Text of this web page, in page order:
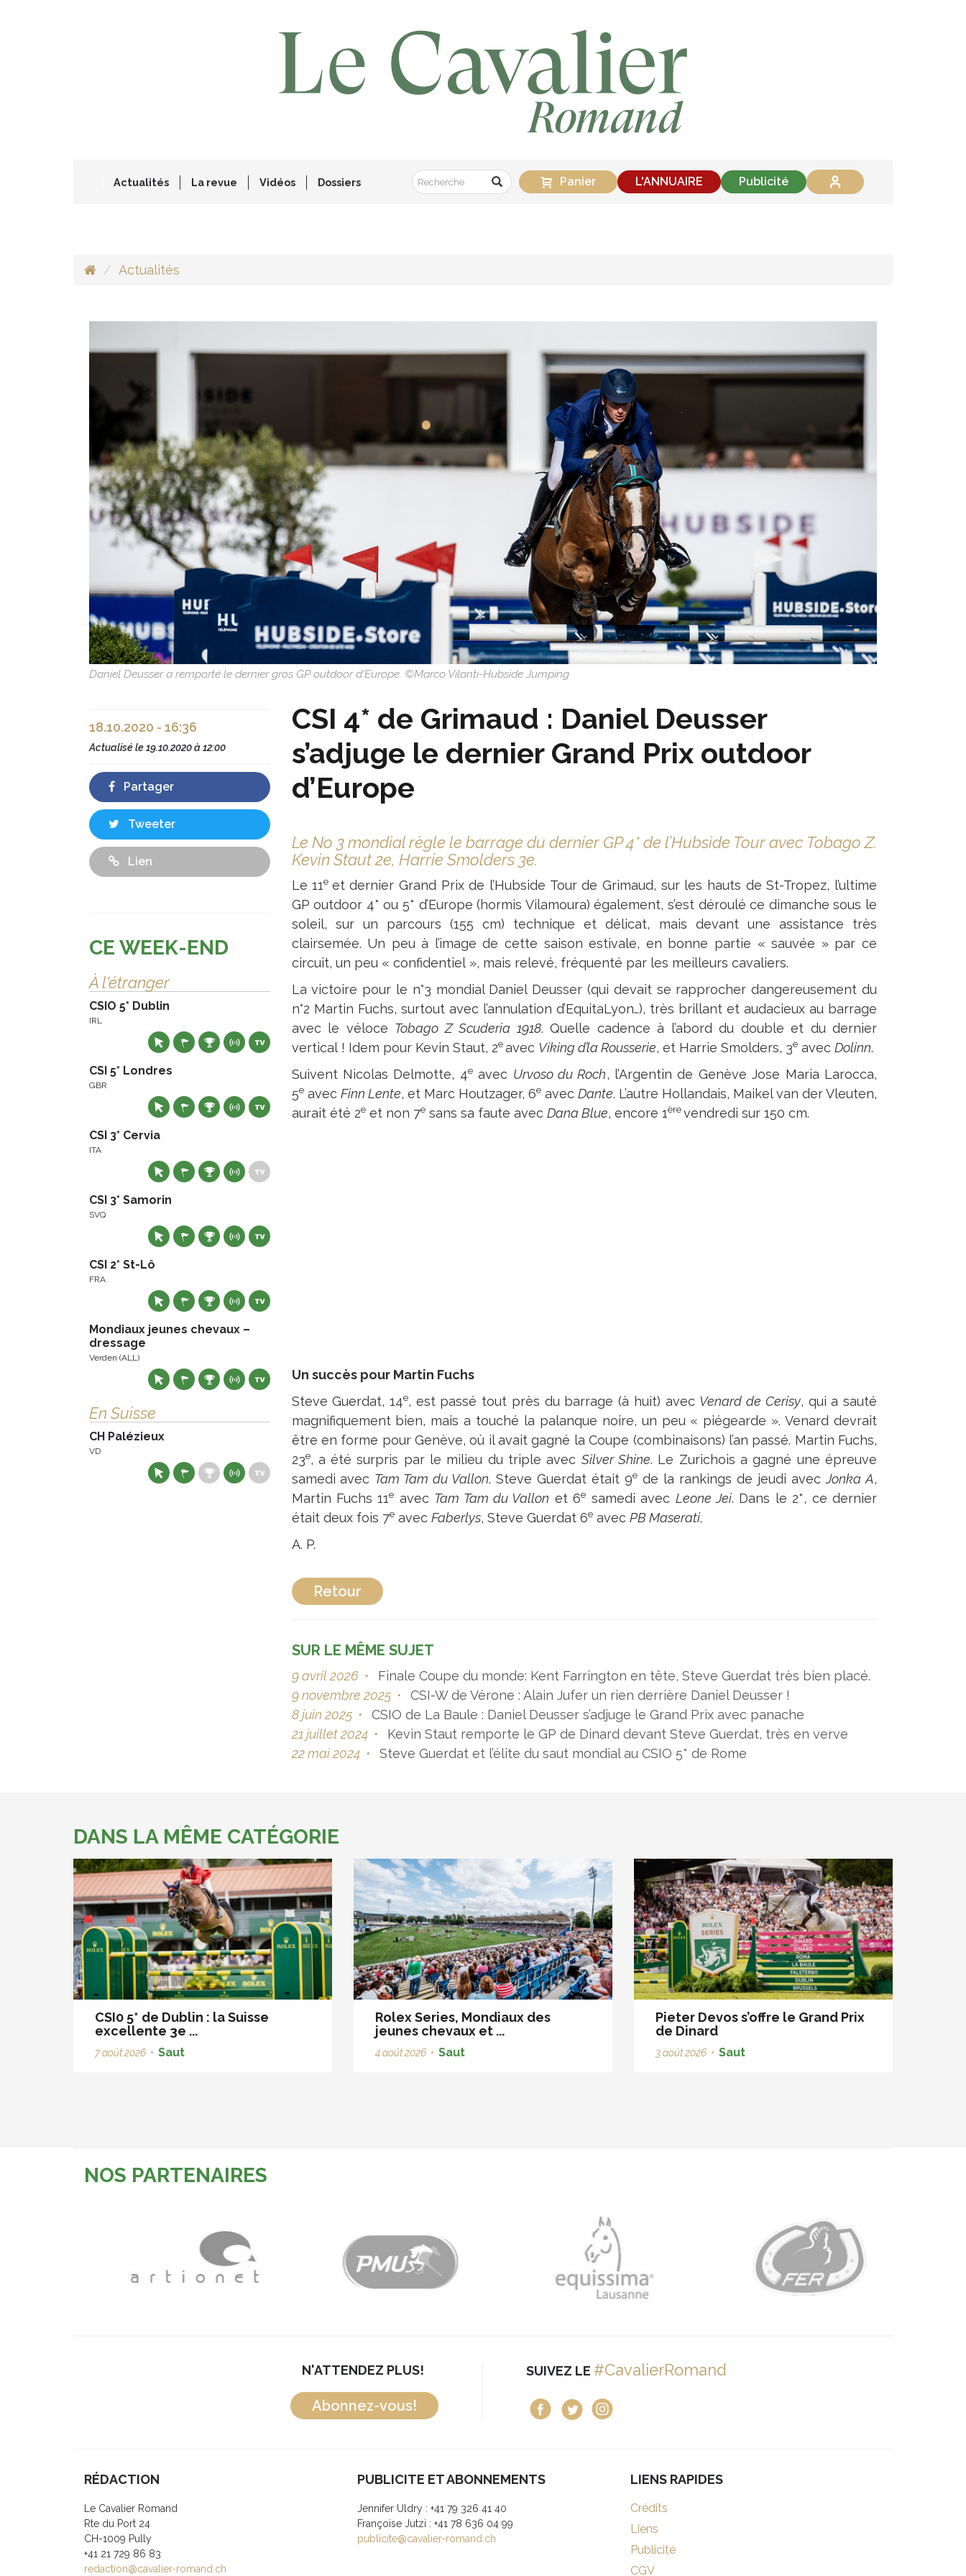
Actualités La revue Vidéos Dossiers Panier L'ANNUAIRE Publicité
Actualités
Daniel Deusser a remporté le dernier gros GP outdoor d'Europe. ©Marco Vilanti-Hubside Jumping
CSI 4* de Grimaud : Daniel Deusser
s’adjuge le dernier Grand Prix outdoor
d’Europe
Le No 3 mondial règle le barrage du dernier GP 4* de l’Hubside Tour avec Tobago Z.
Kevin Staut 2e, Harrie Smolders 3e.
Le 11e et dernier Grand Prix de l’Hubside Tour de Grimaud, sur les hauts de St-Tropez, l’ultime
GP outdoor 4* ou 5* d’Europe (hormis Vilamoura) également, s’est déroulé ce dimanche sous le
soleil, sur un parcours (155 cm) technique et délicat, mais devant une assistance très
clairsemée. Un peu à l’image de cette saison estivale, en bonne partie « sauvée » par ce
circuit, un peu « confidentiel », mais relevé, fréquenté par les meilleurs cavaliers.
La victoire pour le n°3 mondial Daniel Deusser (qui devait se rapprocher dangereusement du
n°2 Martin Fuchs, surtout avec l’annulation d’EquitaLyon…), très brillant et audacieux au barrage
avec le véloce Tobago Z Scuderia 1918. Quelle cadence à l’abord du double et du dernier
vertical ! Idem pour Kevin Staut, 2eavec Viking d’la Rousserie, et Harrie Smolders, 3eavec Dolinn.
Suivent Nicolas Delmotte, 4eavec Urvoso du Roch, l’Argentin de Genève Jose Maria Larocca,
5eavec Finn Lente, et Marc Houtzager, 6eavec Dante. L’autre Hollandais, Maikel van der Vleuten,
aurait été 2eet non 7esans sa faute avec Dana Blue, encore 1èrevendredi sur 150 cm.
Un succès pour Martin Fuchs
Steve Guerdat, 14e, est passé tout près du barrage (à huit) avec Venard de Cerisy, qui a sauté
magnifiquement bien, mais a touché la palanque noire, un peu « piégearde ». Venard devrait
être en forme pour Genève, où il avait gagné la Coupe (combinaisons) l’an passé. Martin Fuchs,
23e, a été surpris par le milieu du triple avec Silver Shine. Le Zurichois a gagné une épreuve
samedi avec Tam Tam du Vallon. Steve Guerdat était 9e de la rankings de jeudi avecJonka A,
Martin Fuchs 11e avec Tam Tam du Vallon et 6e samedi avec Leone Jei. Dans le 2*, ce dernier
était deux fois 7eavec Faberlys, Steve Guerdat 6eavec PB Maserati.
A. P.
Retour
SUR LE MÊME SUJET
9 avril 2026 •
Finale Coupe du monde: Kent Farrington en tête, Steve Guerdat très bien placé.
9 novembre 2025 •
CSI-W de Vérone : Alain Jufer un rien derrière Daniel Deusser !
8 juin 2025 •
CSIO de La Baule : Daniel Deusser s’adjuge le Grand Prix avec panache
21 juillet 2024 •
Kevin Staut remporte le GP de Dinard devant Steve Guerdat, très en verve
22 mai 2024 • Steve Guerdat et l’élite du saut mondial au CSIO 5* de Rome
18.10.2020 - 16:36
Actualisé le19.10.2020 à 12:00
Partager
Tweeter
Lien
CE WEEK-END
À l'étranger
CSIO 5* Dublin
IRL
CSI 5* Londres
GBR
CSI 3* Cervia
ITA
CSI 3* Samorin
SVQ
CSI 2* St-Lô
FRA
Mondiaux jeunes chevaux –
dressage
Verden (ALL)
En Suisse
CH Palézieux
VD
DANS LA MÊME CATÉGORIE
CSI0 5* de Dublin : la Suisse
excellente 3e ...
7 août 2026 • Saut
Rolex Series, Mondiaux des
jeunes chevaux et ...
4 août 2026 • Saut
Pieter Devos s’offre le Grand Prix
de Dinard
3 août 2026 • Saut
NOS PARTENAIRES
N'ATTENDEZ PLUS!
Abonnez-vous!
SUIVEZ LE #CavalierRomand
RÉDACTION
Le Cavalier Romand
Rte du Port 24
CH-1009 Pully
+41 21 729 86 83
redaction@cavalier-romand.ch
PUBLICITE ET ABONNEMENTS
Jennifer Uldry : +41 79 326 41 40
Françoise Jutzi : +41 78 636 04 99
publicite@cavalier-romand.ch
LIENS RAPIDES
Crédits
Liens
Publicité
CGV